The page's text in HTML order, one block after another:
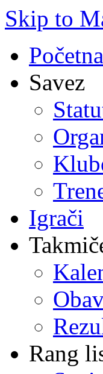
Skip to
Početna
Savez
Igrači
Rang